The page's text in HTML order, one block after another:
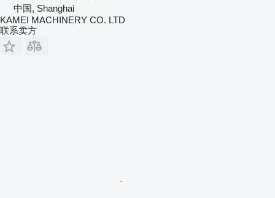
中国, Shanghai
KAMEI MACHINERY CO. LTD
联系卖方